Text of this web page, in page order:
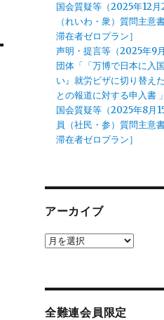
国会質疑等（2025年12
（れいわ・衆）質問主意
滞在者ゼロプラン］
声明・提言等（2025年9
団体「「万博で日本に入
い』就労ビザに切り替え
との報道に対する申入書
国会質疑等（2025年8月
員（社民・参）質問主意
滞在者ゼロプラン］
アーカイブ
ア
全難連会員限定